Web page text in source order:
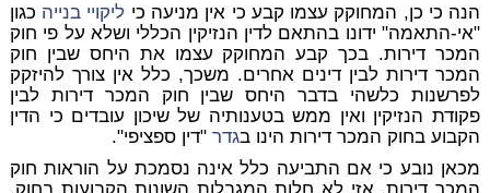
הנה כי כן, המחוקק עצמו קבע כי אין מניעה כי ליקויי בנייה כגון
"אי-התאמה" ידונו בהתאם לדין הנזיקין הכללי ושלא על פי חוק
המכר דירות. בכך קבע המחוקק עצמו את היחס שבין חוק
המכר דירות לבין דינים אחרים. משכך, כלל אין צורך להיזקק
לפרשנות כלשהי בדבר היחס שבין חוק המכר דירות לבין
פקודת הנזיקין ואין ממש בטענותיה של שיכון עובדים כי הדין
הקבוע בחוק המכר דירות הינו בגדר"דין ספציפי".
מכאן נובע כי אם התביעה כלל אינה נסמכת על הוראות חוק
המכר דירות, אזי לא חלות המגבלות השונות הקבועות בחוק,